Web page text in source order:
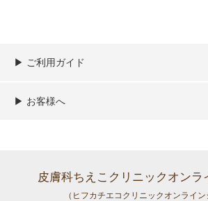
▶︎ ご利用ガイド
ご利用ガイド
決済／配送／送料について
取り扱い商品一覧
顧客情報の取扱について
特定商取引法の表記
▶︎ お客様へ
皮膚科ちえこクリニックオンラ
（ヒフカチエコクリニックオンライン